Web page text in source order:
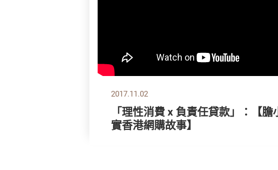
2017.11.02
「理性消費 x 負責任貸款」：【
實香港網購故事】